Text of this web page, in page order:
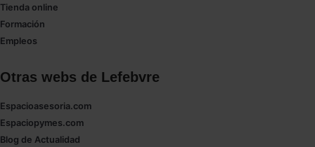
Tienda online
Formación
Empleos
Otras webs de Lefebvre
Espacioasesoria.com
Espaciopymes.com
Blog de Actualidad